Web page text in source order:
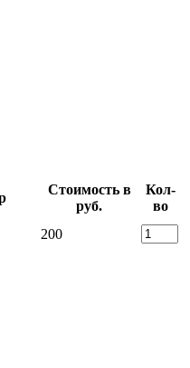
Стоимость в
руб.
Кол-
во
200